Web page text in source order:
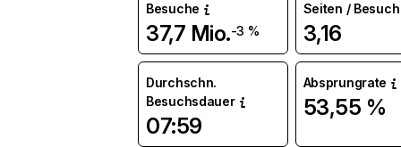
Besuche
37,7 Mio.-3 %
Seiten / Besuch
3,16
Durchschn.
Besuchsdauer
07:59
Absprungrate
53,55 %